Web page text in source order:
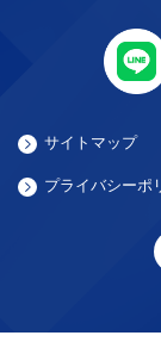
サイトマップ
プライバシーポ